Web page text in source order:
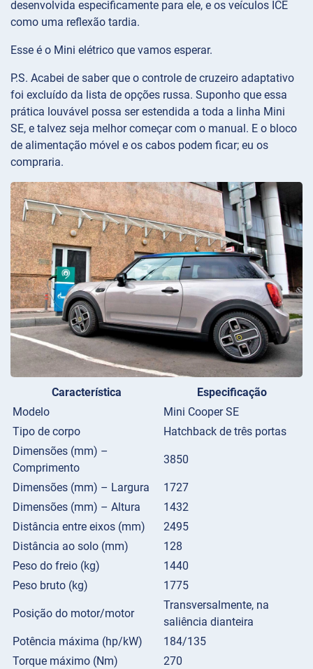
desenvolvida especificamente para ele, e os veículos ICE
como uma reflexão tardia.
Esse é o Mini elétrico que vamos esperar.
P.S. Acabei de saber que o controle de cruzeiro adaptativo
foi excluído da lista de opções russa. Suponho que essa
prática louvável possa ser estendida a toda a linha Mini
SE, e talvez seja melhor começar com o manual. E o bloco
de alimentação móvel e os cabos podem ficar; eu os
compraria.
Característica
Especificação
Modelo
Mini Cooper SE
Tipo de corpo
Hatchback de três portas
Dimensões (mm) –
Comprimento
3850
Dimensões (mm) – Largura
1727
Dimensões (mm) – Altura
1432
Distância entre eixos (mm)
2495
Distância ao solo (mm)
128
Peso do freio (kg)
1440
Peso bruto (kg)
1775
Posição do motor/motor
Transversalmente, na
saliência dianteira
Potência máxima (hp/kW)
184/135
Torque máximo (Nm)
270